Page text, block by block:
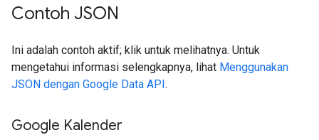
Contoh JSON
Ini adalah contoh aktif; klik untuk melihatnya. Untuk
mengetahui informasi selengkapnya, lihat Menggunakan
JSON dengan Google Data API.
Google Kalender